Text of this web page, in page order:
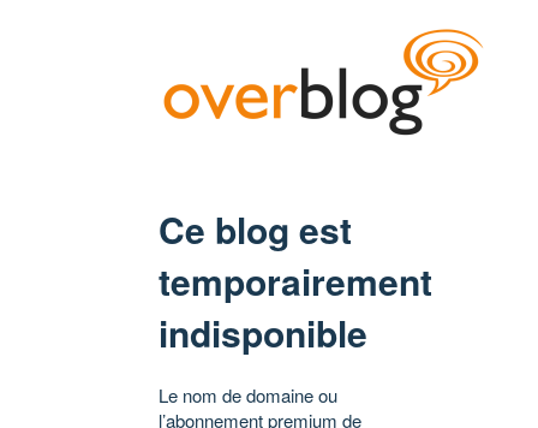
Ce blog est
temporairement
indisponible
Le nom de domaine ou
l’abonnement premium de